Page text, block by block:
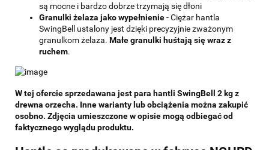
są mocne i bardzo dobrze trzymają się dłoni
Granulki żelaza jako wypełnienie- Ciężar hantla
SwingBell ustalony jest dzięki precyzyjnie zważonym
granulkom żelaza. Małe granulki huśtają się wraz z
ruchem.
W tej ofercie sprzedawana jest para hantli SwingBell 2 kg z
drewna orzecha. Inne warianty lub obciążenia można zakupić
osobno. Zdjęcia umieszczone w opisie mogą odbiegać od
faktycznego wyglądu produktu.